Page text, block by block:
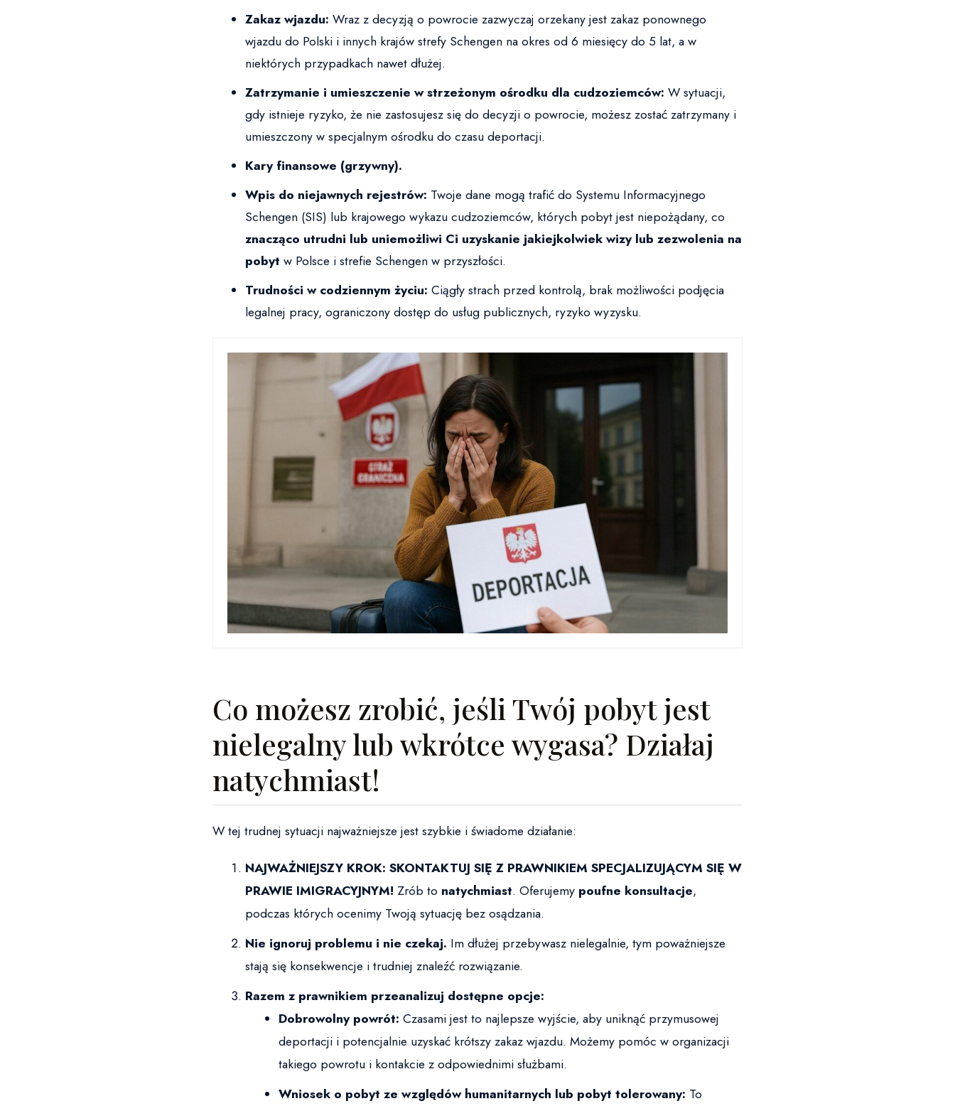
Zakaz wjazdu: Wraz z decyzją o powrocie zazwyczaj orzekany jest zakaz ponownego
wjazdu do Polski i innych krajów strefy Schengen na okres od 6 miesięcy do 5 lat, a w
niektórych przypadkach nawet dłużej.
Zatrzymanie i umieszczenie w strzeżonym ośrodku dla cudzoziemców: W sytuacji,
gdy istnieje ryzyko, że nie zastosujesz się do decyzji o powrocie, możesz zostać zatrzymany i
umieszczony w specjalnym ośrodku do czasu deportacji.
Kary finansowe (grzywny).
Wpis do niejawnych rejestrów: Twoje dane mogą trafić do Systemu Informacyjnego
Schengen (SIS) lub krajowego wykazu cudzoziemców, których pobyt jest niepożądany, co
znacząco utrudni lub uniemożliwi Ci uzyskanie jakiejkolwiek wizy lub zezwolenia na
pobyt w Polsce i strefie Schengen w przyszłości.
Trudności w codziennym życiu: Ciągły strach przed kontrolą, brak możliwości podjęcia
legalnej pracy, ograniczony dostęp do usług publicznych, ryzyko wyzysku.
Co możesz zrobić, jeśli Twój pobyt jest
nielegalny lub wkrótce wygasa? Działaj
natychmiast!
W tej trudnej sytuacji najważniejsze jest szybkie i świadome działanie:
NAJWAŻNIEJSZY KROK: SKONTAKTUJ SIĘ Z PRAWNIKIEM SPECJALIZUJĄCYM SIĘ W
PRAWIE IMIGRACYJNYM! Zrób to natychmiast. Oferujemy poufne konsultacje,
podczas których ocenimy Twoją sytuację bez osądzania.
Nie ignoruj problemu i nie czekaj. Im dłużej przebywasz nielegalnie, tym poważniejsze
stają się konsekwencje i trudniej znaleźć rozwiązanie.
Razem z prawnikiem przeanalizuj dostępne opcje:
Dobrowolny powrót: Czasami jest to najlepsze wyjście, aby uniknąć przymusowej
deportacji i potencjalnie uzyskać krótszy zakaz wjazdu. Możemy pomóc w organizacji
takiego powrotu i kontakcie z odpowiednimi służbami.
Wniosek o pobyt ze względów humanitarnych lub pobyt tolerowany: To